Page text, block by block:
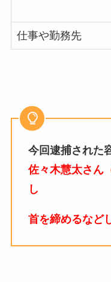
仕事や勤務先
今回逮捕された
佐々木慧太さん
し
首を締めるなど